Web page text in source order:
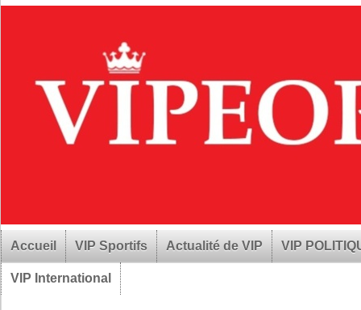
Accueil VIP Sportifs Actualité de VIP VIP
VIP International